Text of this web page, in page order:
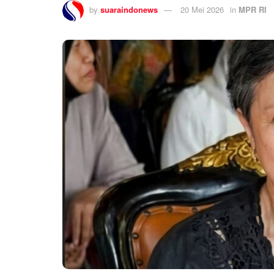
by suaraindonews 20 Mei 2026 in MPR RI